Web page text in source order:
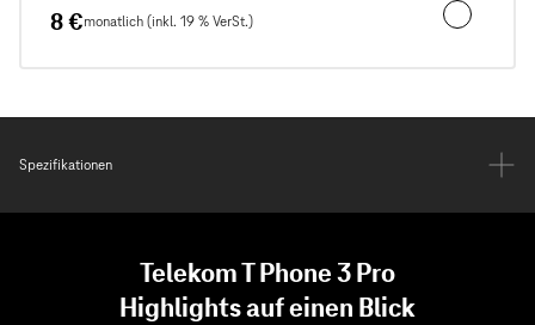
8 €monatlich (inkl. 19 % VerSt.) Unfall- und
Spezifikationen